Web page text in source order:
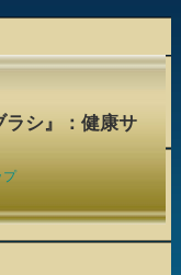
シ』：健康サ
プ